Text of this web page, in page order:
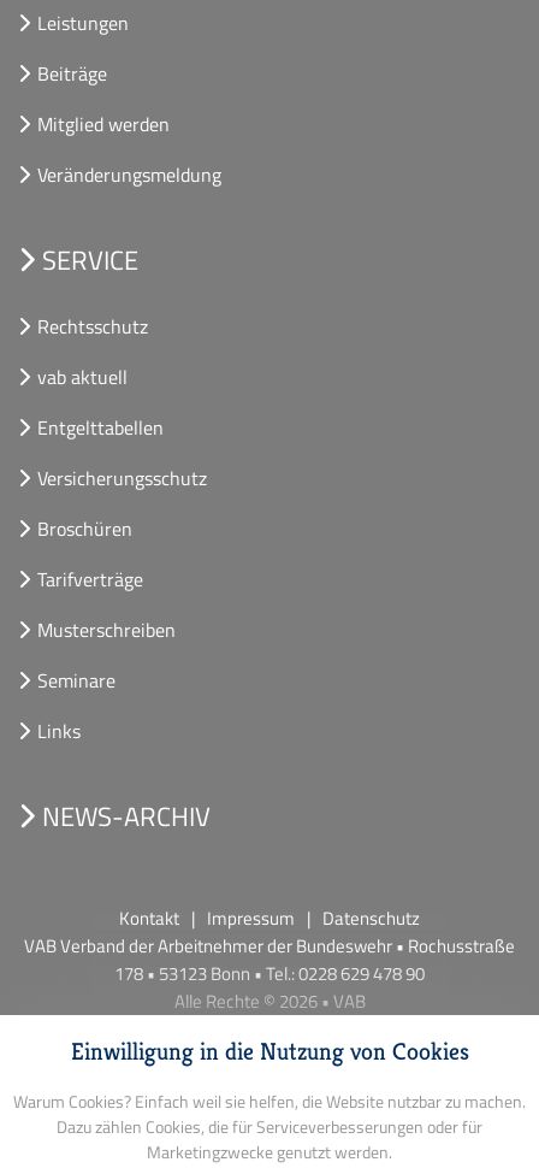
Einwilligung in die Nutzung von Cookies
Warum Cookies? Einfach weil sie helfen, die Website nutzbar zu machen.
Dazu zählen Cookies, die für Serviceverbesserungen oder für
Marketingzwecke genutzt werden.
Leistungen
Beiträge
Mitglied werden
Veränderungsmeldung
SERVICE
Rechtsschutz
vab aktuell
Entgelttabellen
Versicherungsschutz
Broschüren
Tarifverträge
Musterschreiben
Seminare
Links
NEWS-ARCHIV
Kontakt Impressum
Datenschutz
VAB Verband der Arbeitnehmer der Bundeswehr • Rochusstraße
178 • 53123 Bonn • Tel.: 0228 629 478 90
Alle Rechte © 2026 • VAB